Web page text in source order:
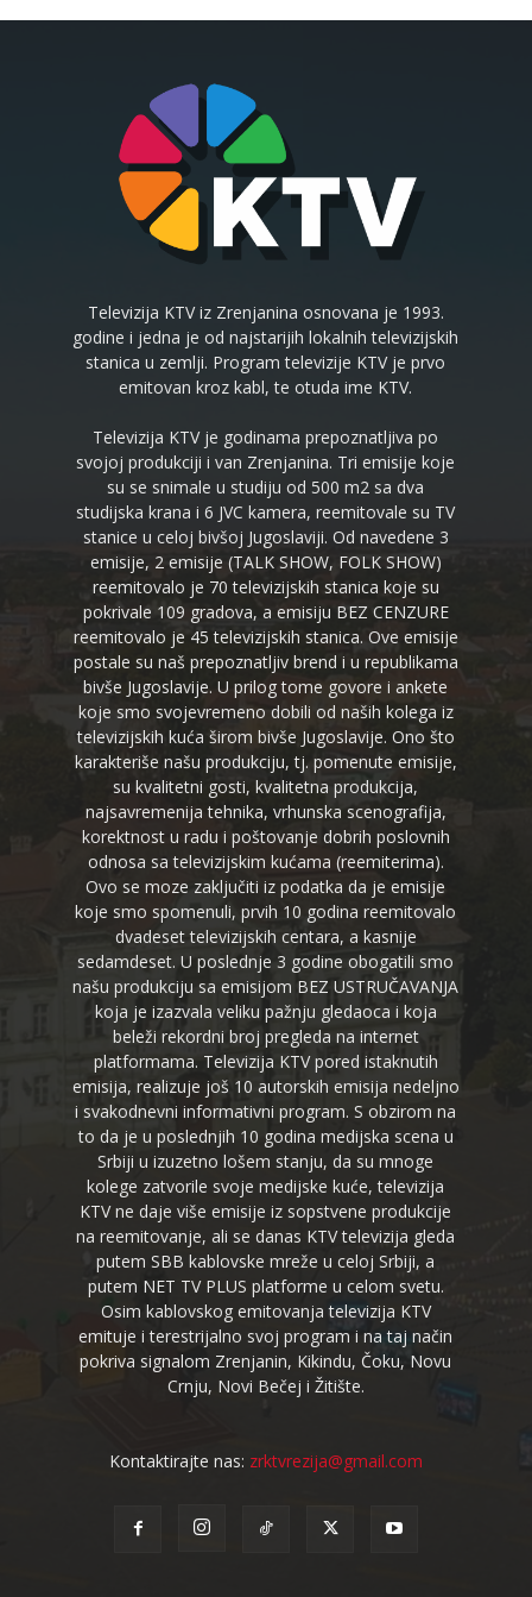
Televizija KTV iz Zrenjanina osnovana je 1993.
godine i jedna je od najstarijih lokalnih televizijskih
stanica u zemlji. Program televizije KTV je prvo
emitovan kroz kabl, te otuda ime KTV.
Televizija KTV je godinama prepoznatljiva po
svojoj produkciji i van Zrenjanina. Tri emisije koje
su se snimale u studiju od 500 m2 sa dva
studijska krana i 6 JVC kamera, reemitovale su TV
stanice u celoj bivšoj Jugoslaviji. Od navedene 3
emisije, 2 emisije (TALK SHOW, FOLK SHOW)
reemitovalo je 70 televizijskih stanica koje su
pokrivale 109 gradova, a emisiju BEZ CENZURE
reemitovalo je 45 televizijskih stanica. Ove emisije
postale su naš prepoznatljiv brend i u republikama
bivše Jugoslavije. U prilog tome govore i ankete
koje smo svojevremeno dobili od naših kolega iz
televizijskih kuća širom bivše Jugoslavije. Ono što
karakteriše našu produkciju, tj. pomenute emisije,
su kvalitetni gosti, kvalitetna produkcija,
najsavremenija tehnika, vrhunska scenografija,
korektnost u radu i poštovanje dobrih poslovnih
odnosa sa televizijskim kućama (reemiterima).
Ovo se moze zaključiti iz podatka da je emisije
koje smo spomenuli, prvih 10 godina reemitovalo
dvadeset televizijskih centara, a kasnije
sedamdeset. U poslednje 3 godine obogatili smo
našu produkciju sa emisijom BEZ USTRUČAVANJA
koja je izazvala veliku pažnju gledaoca i koja
beleži rekordni broj pregleda na internet
platformama. Televizija KTV pored istaknutih
emisija, realizuje još 10 autorskih emisija nedeljno
i svakodnevni informativni program. S obzirom na
to da je u poslednjih 10 godina medijska scena u
Srbiji u izuzetno lošem stanju, da su mnoge
kolege zatvorile svoje medijske kuće, televizija
KTV ne daje više emisije iz sopstvene produkcije
na reemitovanje, ali se danas KTV televizija gleda
putem SBB kablovske mreže u celoj Srbiji, a
putem NET TV PLUS platforme u celom svetu.
Osim kablovskog emitovanja televizija KTV
emituje i terestrijalno svoj program i na taj način
pokriva signalom Zrenjanin, Kikindu, Čoku, Novu
Crnju, Novi Bečej i Žitište.
Kontaktirajte nas: zrktvrezija@gmail.com